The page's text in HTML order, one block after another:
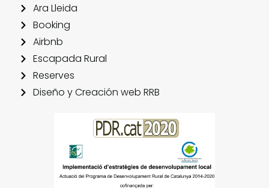
Ara Lleida
Booking
Airbnb
Escapada Rural
Reserves
Diseño y Creación web RRB